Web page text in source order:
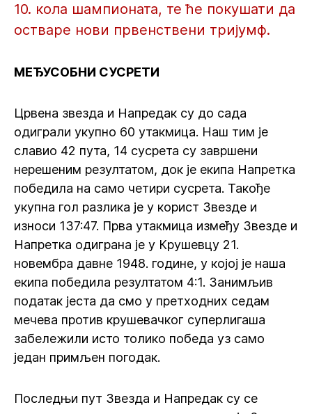
10. кола шампионата, те ће покушати да
остваре нови првенствени тријумф.
МЕЂУСОБНИ СУСРЕТИ
Црвена звезда и Напредак су до сада
одиграли укупно 60 утакмица. Наш тим је
славио 42 пута, 14 сусрета су завршени
нерешеним резултатом, док је екипа Напретка
победила на само четири сусрета. Такође
укупна гол разлика је у корист Звезде и
износи 137:47. Прва утакмица између Звезде и
Напретка одиграна је у Крушевцу 21.
новембра давне 1948. године, у којој је наша
екипа победила резултатом 4:1. Занимљив
податак јеста да смо у претходних седам
мечева против крушевачког суперлигаша
забележили исто толико победа уз само
један примљен погодак.
Последњи пут Звезда и Напредак су се